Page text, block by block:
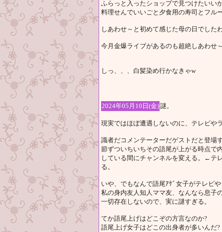
ふらっと入ったショップで見つけたいい
料理せんでいいごと夕食用の寿司とフル
しあわせ～と初めて感じた母の日でした
今月金爆ライブがあるのも超絶しあわせ
しっ、、、白髪染め行かなきゃw
2024年05月10日(金)謎。
現実ではほぼ遭遇しないのに、テレビや
識者だコメンテーターだゲストだと登場
節ずついちいちその語尾が上がる時点で
している間にチャンネルを変える。←テ
る。
いや、でもなんで語尾ｱｹﾞ女子がテレビ
私の身内友人知人ママ友、なんなら息子
一切存在しないので、実に謎すぎる。
てか語尾上げはどこぞの方言なのか?
語尾上げ女子はどこの出身者が多いんだ?